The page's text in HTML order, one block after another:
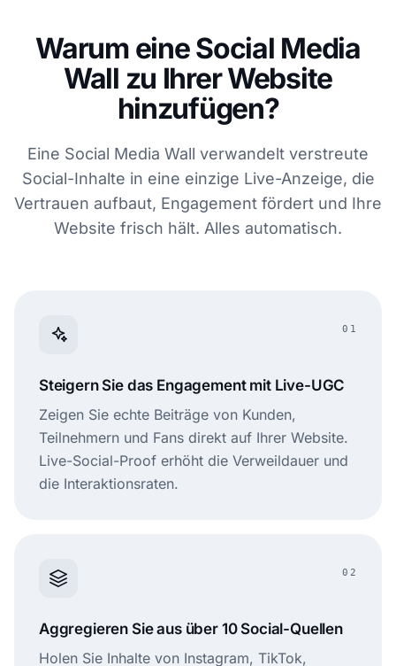
Warum eine Social Media
Wall zu Ihrer Website
hinzufügen?
Eine Social Media Wall verwandelt verstreute
Social-Inhalte in eine einzige Live-Anzeige, die
Vertrauen aufbaut, Engagement fördert und Ihre
Website frisch hält. Alles automatisch.
01
Steigern Sie das Engagement mit Live-UGC
Zeigen Sie echte Beiträge von Kunden,
Teilnehmern und Fans direkt auf Ihrer Website.
Live-Social-Proof erhöht die Verweildauer und
die Interaktionsraten.
02
Aggregieren Sie aus über 10 Social-Quellen
Holen Sie Inhalte von Instagram, TikTok,